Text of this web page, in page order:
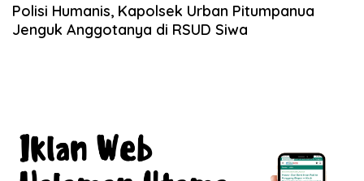
Polisi Humanis, Kapolsek Urban Pitumpanua
Jenguk Anggotanya di RSUD Siwa